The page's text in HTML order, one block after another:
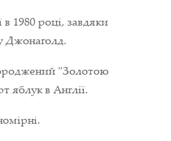
1980 році, завдяки
Джонаголд.
"Золотою
в Англії.